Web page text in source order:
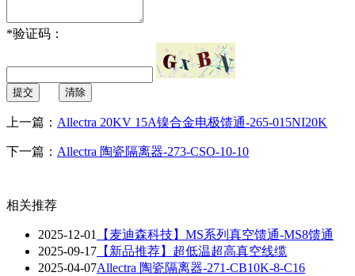
*验证码：
提交 清除
上一篇： Allectra 20KV 15A镍合金电极馈通-265-015NI20K
下一篇： Allectra 陶瓷隔离器-273-CSO-10-10
相关推荐
2025-12-01
【麦迪森科技】MS系列真空馈通-MS8馈通
2025-09-17 【新品推荐】超低温超高真空线缆
2025-04-07Allectra 陶瓷隔离器-271-CB10K-8-C16